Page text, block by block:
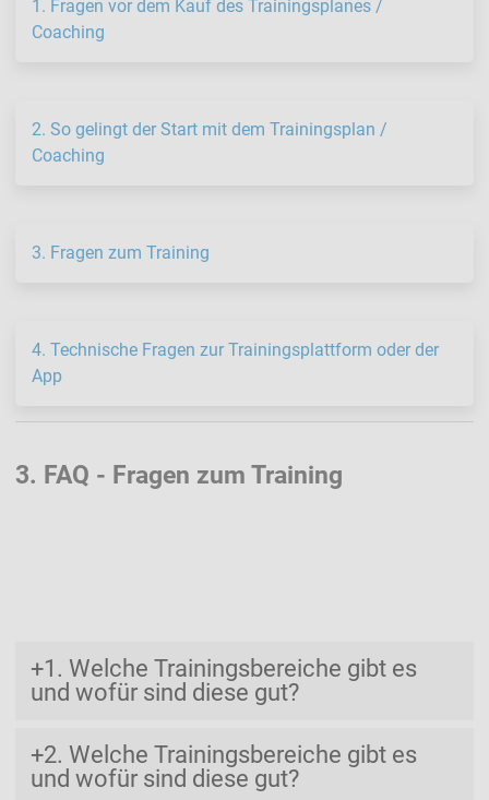
1. Fragen vor dem Kauf des Trainingsplanes /
Coaching
2. So gelingt der Start mit dem Trainingsplan /
Coaching
3. Fragen zum Training
4. Technische Fragen zur Trainingsplattform oder der
App
3. FAQ - Fragen zum Training
1. Welche Trainingsbereiche gibt es
und wofür sind diese gut?
2. Welche Trainingsbereiche gibt es
und wofür sind diese gut?